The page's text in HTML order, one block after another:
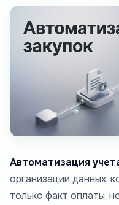
Автоматизация
организации данных,
только факт оплаты,